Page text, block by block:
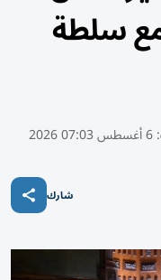
مع سلطة
6 أغسطس 07:03 2026
شارك